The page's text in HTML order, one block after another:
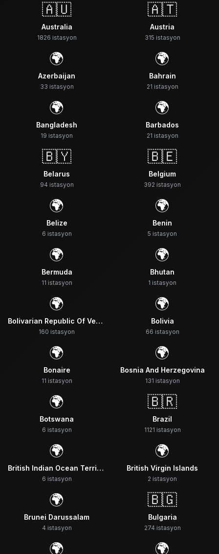
🇦🇺
Australia
1826 istasyon
🇦🇹
Austria
315 istasyon
🌍
Azerbaijan
33 istasyon
🌍
Bahrain
21 istasyon
🌍
Bangladesh
19 istasyon
🌍
Barbados
21 istasyon
🇧🇾
Belarus
94 istasyon
🇧🇪
Belgium
392 istasyon
🌍
Belize
6 istasyon
🌍
Benin
5 istasyon
🌍
Bermuda
11 istasyon
🌍
Bhutan
1 istasyon
🌍
Bolivarian Republic Of Venezuela
160 istasyon
🌍
Bolivia
66 istasyon
🌍
Bonaire
11 istasyon
🌍
Bosnia And Herzegovina
131 istasyon
🌍
Botswana
6 istasyon
🇧🇷
Brazil
1121 istasyon
🌍
British Indian Ocean Territory
6 istasyon
🌍
British Virgin Islands
2 istasyon
🌍
Brunei Darussalam
4 istasyon
🇧🇬
Bulgaria
274 istasyon
🌍 🌍